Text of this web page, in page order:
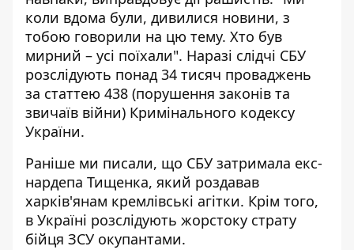
коли вдома були, дивилися новини, з
тобою говорили на цю тему. Хто був
мирний – усі поїхали". Наразі слідчі СБУ
розслідують понад 34 тисяч проваджень
за статтею 438 (порушення законів та
звичаїв війни) Кримінального кодексу
України.
Раніше ми писали, що СБУ затримала екс-
нардепа Тищенка, який роздавав
харків'янам кремлівські агітки. Крім того,
в Україні розслідують жорстоку страту
бійця ЗСУ окупантами.